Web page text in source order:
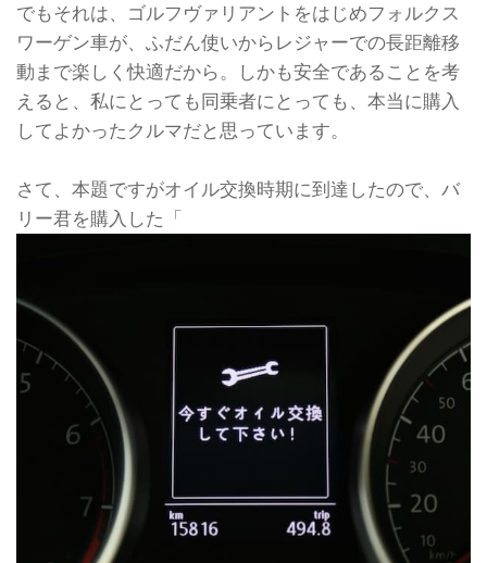
でもそれは、ゴルフヴァリアントをはじめフォルクス
ワーゲン車が、ふだん使いからレジャーでの長距離移
動まで楽しく快適だから。しかも安全であることを考
えると、私にとっても同乗者にとっても、本当に購入
してよかったクルマだと思っています。
さて、本題ですがオイル交換時期に到達したので、バ
リー君を購入した「